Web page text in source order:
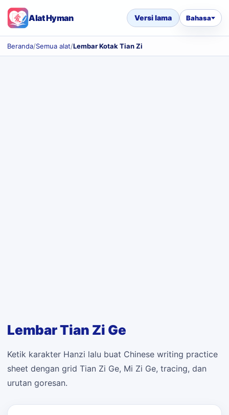
Alat Hyman Versi lama Bahasa
Beranda/Semua alat/Lembar Kotak Tian Zi
Lembar Tian Zi Ge
Ketik karakter Hanzi lalu buat Chinese writing practice
sheet dengan grid Tian Zi Ge, Mi Zi Ge, tracing, dan
urutan goresan.